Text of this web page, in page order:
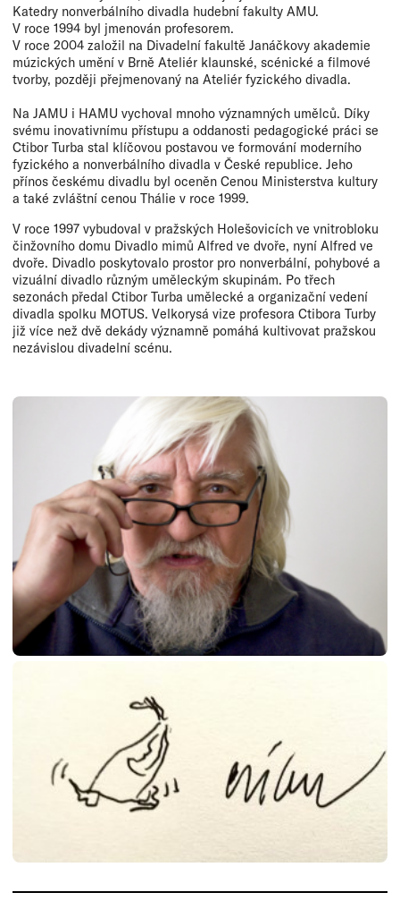
Katedry nonverbálního divadla hudební fakulty AMU.
V roce 1994 byl jmenován profesorem.
V roce 2004 založil na Divadelní fakultě Janáčkovy akademie
múzických umění v Brně Ateliér klaunské, scénické a filmové
tvorby, později přejmenovaný na Ateliér fyzického divadla.
Na JAMU i HAMU vychoval mnoho významných umělců. Díky
svému inovativnímu přístupu a oddanosti pedagogické práci se
Ctibor Turba stal klíčovou postavou ve formování moderního
fyzického a nonverbálního divadla v České republice. Jeho
přínos českému divadlu byl oceněn Cenou Ministerstva kultury
a také zvláštní cenou Thálie v roce 1999.
V roce 1997 vybudoval v pražských Holešovicích ve vnitrobloku
činžovního domu Divadlo mimů Alfred ve dvoře, nyní Alfred ve
dvoře. Divadlo poskytovalo prostor pro nonverbální, pohybové a
vizuální divadlo různým uměleckým skupinám. Po třech
sezonách předal Ctibor Turba umělecké a organizační vedení
divadla spolku MOTUS. Velkorysá vize profesora Ctibora Turby
již více než dvě dekády významně pomáhá kultivovat pražskou
nezávislou divadelní scénu.